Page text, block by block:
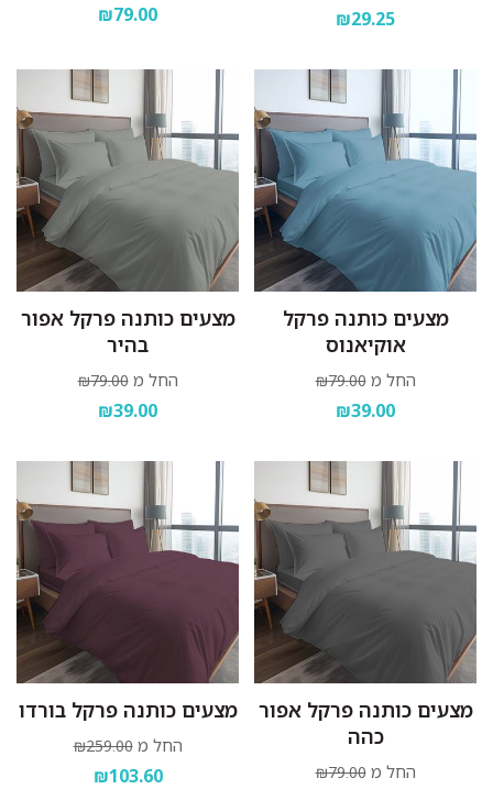
₪29.25
₪79.00
מצעים כותנה פרקל
אוקיאנוס
החל מ ₪79.00
₪39.00
מצעים כותנה פרקל אפור
בהיר
החל מ ₪79.00
₪39.00
מצעים כותנה פרקל אפור
כהה
החל מ ₪79.00
מצעים כותנה פרקל בורדו
החל מ ₪259.00
₪103.60